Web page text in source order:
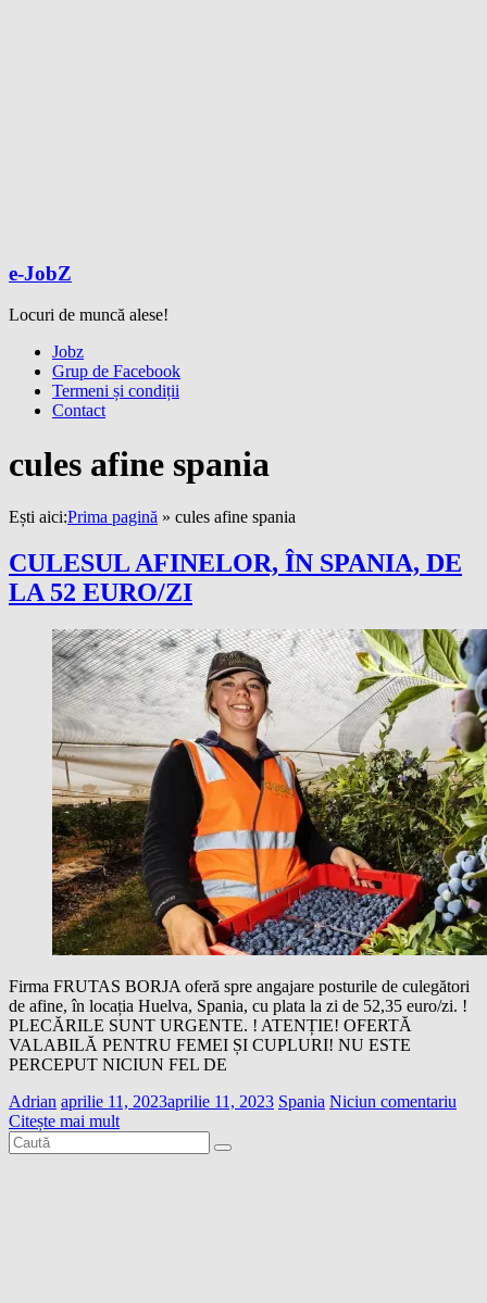
e-JobZ
Locuri de muncă alese!
Meniu Jobz
Grup de Facebook
Termeni și condiții
Contact
cules afine spania
Ești aici:Prima pagină » cules afine spania
CULESUL AFINELOR, ÎN SPANIA, DE
LA 52 EURO/ZI
Firma FRUTAS BORJA oferă spre angajare posturile de culegători
de afine, în locația Huelva, Spania, cu plata la zi de 52,35 euro/zi. !
PLECĂRILE SUNT URGENTE. ! ATENȚIE! OFERTĂ
VALABILĂ PENTRU FEMEI ȘI CUPLURI! NU ESTE
PERCEPUT NICIUN FEL DE
Adrian aprilie 11, 2023aprilie 11, 2023 Spania Niciun comentariu
Citește mai mult